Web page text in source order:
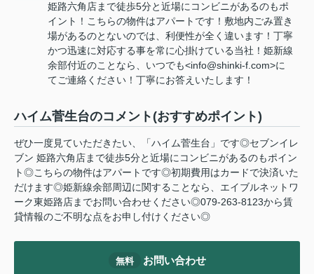
姫路六角店まで徒歩5分と近場にコンビニがあるのもポ
イント！こちらの物件はアパートです！敷地内ごみ置き
場があるのとないのでは、利便性が全く違います！丁寧
かつ迅速に対応する事を常に心掛けている当社！姫新線
余部付近のことなら、いつでも<info@shinki-f.com>に
てご連絡ください！丁寧にお答えいたします！
ハイム菅生台のコメント(おすすめポイント)
ぜひ一度見ていただきたい、「ハイム菅生台」です◎セブンイレ
ブン 姫路六角店まで徒歩5分と近場にコンビニがあるのもポイン
ト◎こちらの物件はアパートです◎初期費用はカードで決済いた
だけます◎姫新線余部周辺に関することなら、エイブルネットワ
ーク東姫路店までお問い合わせください◎079-263-8123から賃
貸情報のご不明な点をお申し付けください◎
無料 お問い合わせ